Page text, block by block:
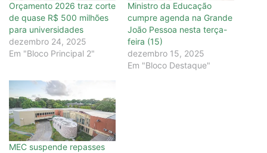
Orçamento 2026 traz corte
de quase R$ 500 milhões
para universidades
dezembro 24, 2025
Em "Bloco Principal 2"
Ministro da Educação
cumpre agenda na Grande
João Pessoa nesta terça-
feira (15)
dezembro 15, 2025
Em "Bloco Destaque"
MEC suspende repasses